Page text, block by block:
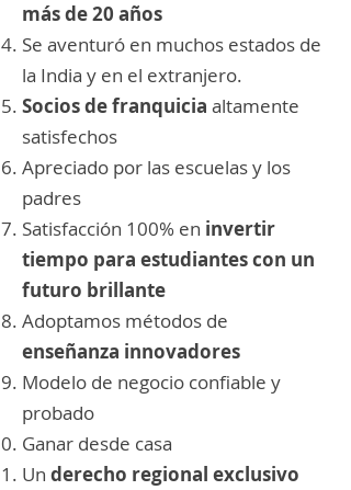
más de 20 años
Se aventuró en muchos estados de
la India y en el extranjero.
Socios de franquicia altamente
satisfechos
Apreciado por las escuelas y los
padres
Satisfacción 100% en invertir
tiempo para estudiantes con un
futuro brillante
Adoptamos métodos de
enseñanza innovadores
Modelo de negocio confiable y
probado
Ganar desde casa
Un derecho regional exclusivo